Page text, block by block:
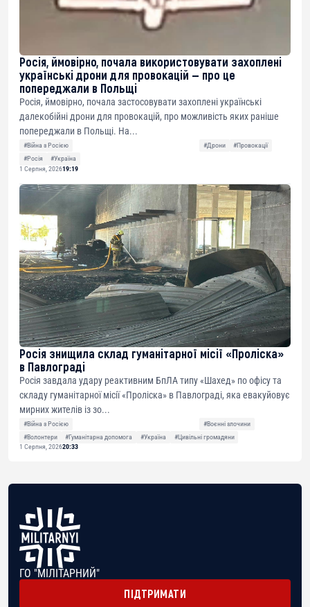
Росія, ймовірно, почала використовувати захоплені
українські дрони для провокацій — про це
попереджали в Польщі
Росія, ймовірно, почала застосовувати захоплені українські
далекобійні дрони для провокацій, про можливість яких раніше
попереджали в Польщі. На...
#Війна з Росією #Дрони
#Провокації
#Росія
#Україна
1 Серпня, 202619:19
Росія знищила склад гуманітарної місії «Проліска»
в Павлограді
Росія завдала удару реактивним БпЛА типу «Шахед» по офісу та
складу гуманітарної місії «Проліска» в Павлограді, яка евакуйовує
мирних жителів із зо...
#Війна з Росією
#Воєнні злочини
#Волонтери
#Гуманітарна допомога #Україна
#Цивільні громадяни
1 Серпня, 202620:33
ГО "МІЛІТАРНИЙ"
ПІДТРИМАТИ